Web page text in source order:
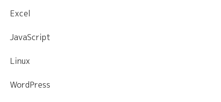
Excel
JavaScript
Linux
WordPress